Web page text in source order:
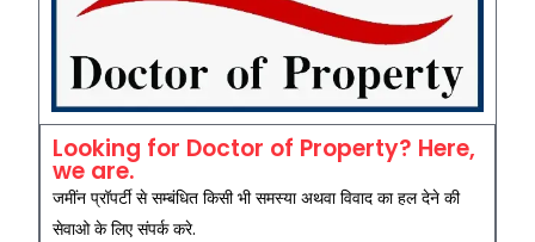
Looking for Doctor of Property? Here,
we are.
जमींन प्रॉपर्टी से सम्बंधित किसी भी समस्या अथवा विवाद का हल देने की
सेवाओ के लिए संपर्क करे.